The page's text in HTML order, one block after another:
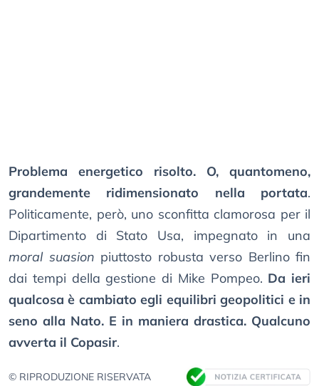
Problema energetico risolto. O, quantomeno,
grandemente ridimensionato nella portata.
Politicamente, però, uno sconfitta clamorosa per il
Dipartimento di Stato Usa, impegnato in una
moral suasion piuttosto robusta verso Berlino fin
dai tempi della gestione di Mike Pompeo. Da ieri
qualcosa è cambiato egli equilibri geopolitici e in
seno alla Nato. E in maniera drastica. Qualcuno
avverta il Copasir.
© RIPRODUZIONE RISERVATA